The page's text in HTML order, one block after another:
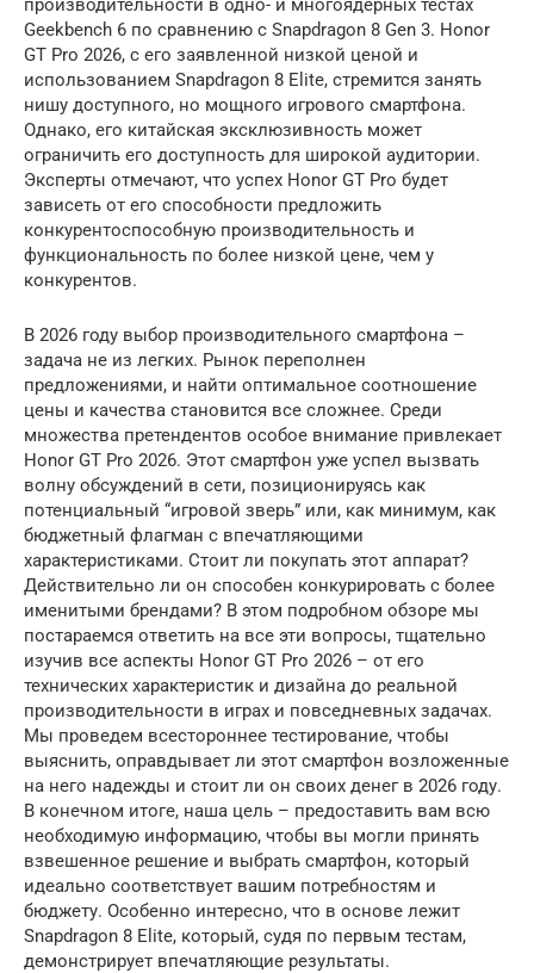
производительности в одно- и многоядерных тестах
Geekbench 6 по сравнению с Snapdragon 8 Gen 3. Honor
GT Pro 2026, с его заявленной низкой ценой и
использованием Snapdragon 8 Elite, стремится занять
нишу доступного, но мощного игрового смартфона.
Однако, его китайская эксклюзивность может
ограничить его доступность для широкой аудитории.
Эксперты отмечают, что успех Honor GT Pro будет
зависеть от его способности предложить
конкурентоспособную производительность и
функциональность по более низкой цене, чем у
конкурентов.
В 2026 году выбор производительного смартфона –
задача не из легких. Рынок переполнен
предложениями, и найти оптимальное соотношение
цены и качества становится все сложнее. Среди
множества претендентов особое внимание привлекает
Honor GT Pro 2026. Этот смартфон уже успел вызвать
волну обсуждений в сети, позиционируясь как
потенциальный “игровой зверь” или, как минимум, как
бюджетный флагман с впечатляющими
характеристиками. Стоит ли покупать этот аппарат?
Действительно ли он способен конкурировать с более
именитыми брендами? В этом подробном обзоре мы
постараемся ответить на все эти вопросы, тщательно
изучив все аспекты Honor GT Pro 2026 – от его
технических характеристик и дизайна до реальной
производительности в играх и повседневных задачах.
Мы проведем всестороннее тестирование, чтобы
выяснить, оправдывает ли этот смартфон возложенные
на него надежды и стоит ли он своих денег в 2026 году.
В конечном итоге, наша цель – предоставить вам всю
необходимую информацию, чтобы вы могли принять
взвешенное решение и выбрать смартфон, который
идеально соответствует вашим потребностям и
бюджету. Особенно интересно, что в основе лежит
Snapdragon 8 Elite, который, судя по первым тестам,
демонстрирует впечатляющие результаты.